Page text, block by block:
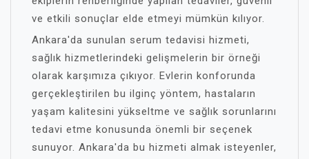
ve etkili sonuçlar elde etmeyi mümkün kılıyor.
Ankara'da sunulan serum tedavisi hizmeti,
sağlık hizmetlerindeki gelişmelerin bir örneği
olarak karşımıza çıkıyor. Evlerin konforunda
gerçekleştirilen bu ilginç yöntem, hastaların
yaşam kalitesini yükseltme ve sağlık sorunlarını
tedavi etme konusunda önemli bir seçenek
sunuyor. Ankara'da bu hizmeti almak isteyenler,